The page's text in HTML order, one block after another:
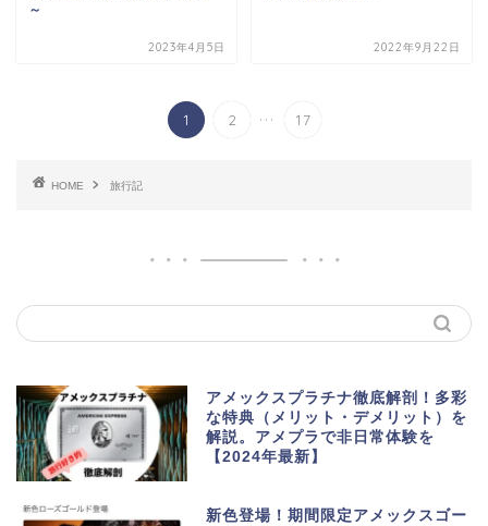
～
2023年4月5日 2022年9月22日
1 2 ... 17
HOME 旅行記
アメックスプラチナ徹底解剖！多彩
な特典（メリット・デメリット）を
解説。アメプラで非日常体験を
【2024年最新】
新色登場！期間限定アメックスゴー